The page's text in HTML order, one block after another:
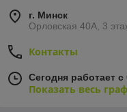
г. Минск
Орловская 40А, 3
Контакты
Сегодня работает
Показать весь